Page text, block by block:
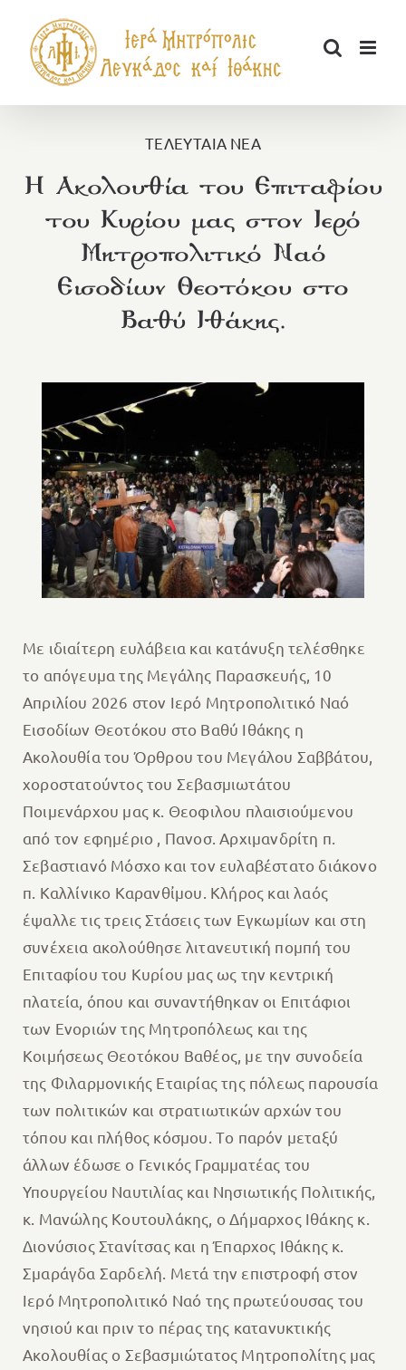
περιεχόμενο
ΤΕΛΕΥΤΑΙΑ ΝΕΑ
Η Ακολουθία του Επιταφίου
του Κυρίου μας στον Ιερό
Μητροπολιτικό Ναό
Εισοδίων Θεοτόκου στο
Βαθύ Ιθάκης.
Με ιδιαίτερη ευλάβεια και κατάνυξη τελέσθηκε
το απόγευμα της Μεγάλης Παρασκευής, 10
Απριλίου 2026 στον Ιερό Μητροπολιτικό Ναό
Εισοδίων Θεοτόκου στο Βαθύ Ιθάκης η
Ακολουθία του Όρθρου του Μεγάλου Σαββάτου,
χοροστατούντος του Σεβασμιωτάτου
Ποιμενάρχου μας κ. Θεοφιλου πλαισιούμενου
από τον εφημέριο , Πανοσ. Αρχιμανδρίτη π.
Σεβαστιανό Μόσχο και τον ευλαβέστατο διάκονο
π. Καλλίνικο Καρανθἰμου. Κλήρος και λαός
έψαλλε τις τρεις Στάσεις των Εγκωμίων και στη
συνέχεια ακολούθησε λιτανευτική πομπή του
Επιταφίου του Κυρίου μας ως την κεντρική
πλατεία, όπου και συναντήθηκαν οι Επιτάφιοι
των Ενοριών της Μητροπόλεως και της
Κοιμήσεως Θεοτόκου Βαθέος, με την συνοδεία
της Φιλαρμονικής Εταιρίας της πόλεως παρουσία
των πολιτικών και στρατιωτικών αρχών του
τόπου και πλήθος κόσμου. Tο παρόν μεταξύ
άλλων έδωσε ο Γενικός Γραμματέας του
Υπουργείου Ναυτιλίας και Νησιωτικής Πολιτικής,
κ. Μανώλης Κουτουλάκης, ο Δήμαρχος Ιθάκης κ.
Διονύσιος Στανίτσας και η Έπαρχος Ιθάκης κ.
Σμαράγδα Σαρδελή. Μετά την επιστροφή στον
Ιερό Μητροπολιτικό Ναό της πρωτεύουσας του
νησιού και πριν το πέρας της κατανυκτικής
Ακολουθίας ο Σεβασμιώτατος Μητροπολίτης μας